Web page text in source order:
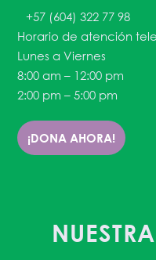
+57 (604) 322 77 98
Horario de atención
Lunes a Viernes
8:00 am – 12:00 pm
2:00 pm – 5:00 pm
¡DONA AHORA!